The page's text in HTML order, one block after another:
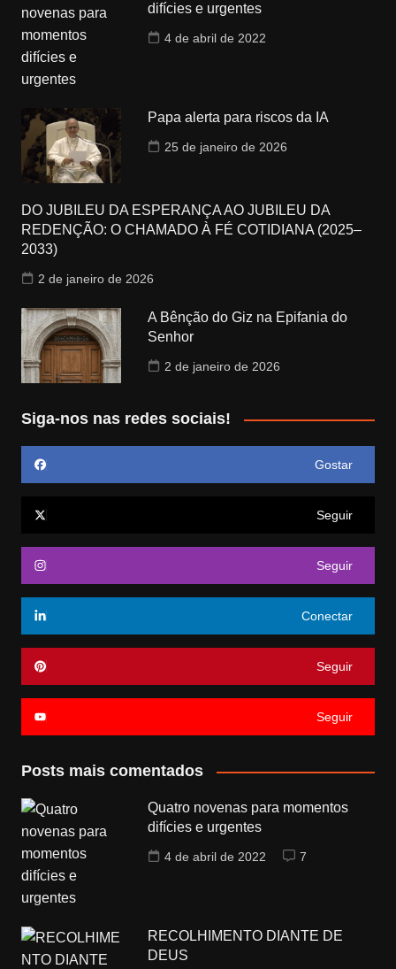
difícies e urgentes
4 de abril de 2022
Papa alerta para riscos da IA
25 de janeiro de 2026
DO JUBILEU DA ESPERANÇA AO JUBILEU DA
REDENÇÃO: O CHAMADO À FÉ COTIDIANA (2025–
2033)
2 de janeiro de 2026
A Bênção do Giz na Epifania do
Senhor
2 de janeiro de 2026
Siga-nos nas redes sociais!
Gostar
Seguir
Seguir
Conectar
Seguir
Seguir
Posts mais comentados
Quatro novenas para momentos
difícies e urgentes
4 de abril de 2022 7
RECOLHIMENTO DIANTE DE
DEUS